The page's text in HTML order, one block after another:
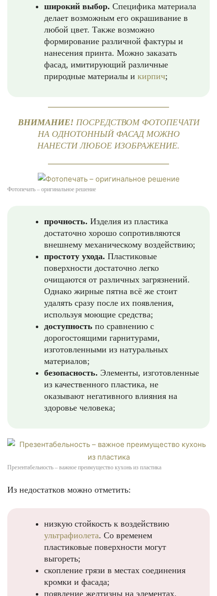
широкий выбор. Специфика материала
делает возможным его окрашивание в
любой цвет. Также возможно
формирование различной фактуры и
нанесения принта. Можно заказать
фасад, имитирующий различные
природные материалы и кирпич;
ВНИМАНИЕ! ПОСРЕДСТВОМ ФОТОПЕЧАТИ
НА ОДНОТОННЫЙ ФАСАД МОЖНО
НАНЕСТИ ЛЮБОЕ ИЗОБРАЖЕНИЕ.
Фотопечать – оригинальное решение
прочность. Изделия из пластика
достаточно хорошо сопротивляются
внешнему механическому воздействию;
простоту ухода. Пластиковые
поверхности достаточно легко
очищаются от различных загрязнений.
Однако жирные пятна всё же стоит
удалять сразу после их появления,
используя моющие средства;
доступность по сравнению с
дорогостоящими гарнитурами,
изготовленными из натуральных
материалов;
безопасность. Элементы, изготовленные
из качественного пластика, не
оказывают негативного влияния на
здоровье человека;
Презентабельность – важное преимущество кухонь из пластика
Из недостатков можно отметить:
низкую стойкость к воздействию
ультрафиолета. Со временем
пластиковые поверхности могут
выгореть;
скопление грязи в местах соединения
кромки и фасада;
появление желтизны на элементах,